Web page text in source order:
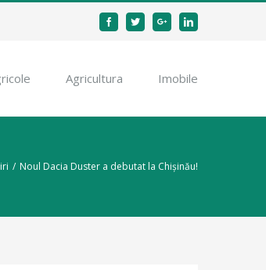
FacebookTwitterGoogle+Linkedin
Agricultura Imobile
/ Noul Dacia Duster a debutat la Chişinău!